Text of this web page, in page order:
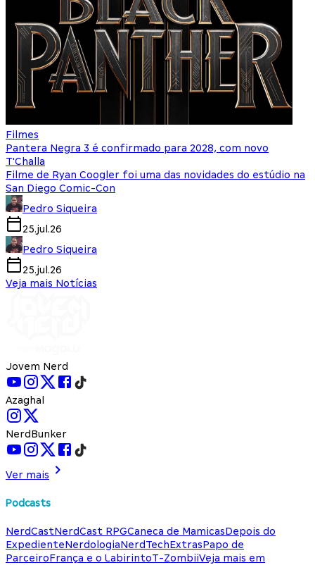
Filmes
Pantera Negra 3 é confirmado para 2028, com novo
T'Challa
Filme de Ryan Coogler foi uma das novidades do estúdio na
San Diego Comic-Con
Pedro Siqueira
25.jul.26
Pedro Siqueira
25.jul.26
Veja mais Notícias
Jovem Nerd
Azaghal
NerdBunker
Ver mais
Podcasts
NerdCastNerdCast RPGCaneca de MamicasDepois do
ExpedienteNerdologiaNerdTechExtrasPapo de
ParceiroFrança e o LabirintoT-ZombiiVeja mais em